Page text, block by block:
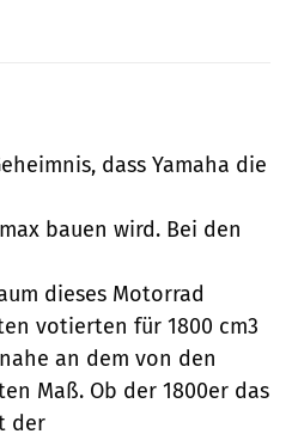
dass Yamaha die
bauen wird. Bei den
dieses Motorrad
votierten für 1800 cm3
an dem von den
Maß. Ob der 1800er das
der